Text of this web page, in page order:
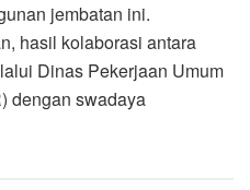
jembatan ini.
hasil kolaborasi antara
Dinas Pekerjaan Umum
dengan swadaya